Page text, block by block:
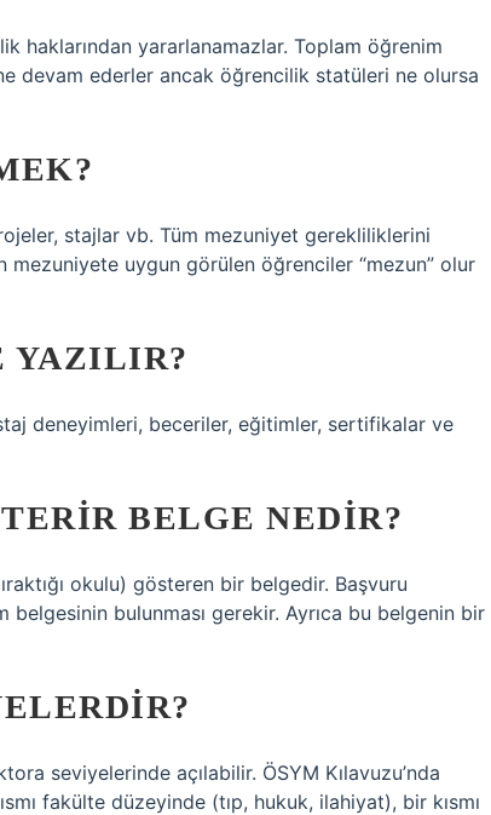
haklarından yararlanamazlar. Toplam öğrenim
devam ederler ancak öğrencilik statüleri ne olursa
stajlar vb. Tüm mezuniyet gerekliliklerini
uygun görülen öğrenciler “mezun” olur
YAZILIR?
deneyimleri, beceriler, eğitimler, sertifikalar ve
BELGE NEDIR?
okulu) gösteren bir belgedir. Başvuru
belgesinin bulunması gerekir. Ayrıca bu belgenin bir
seviyelerinde açılabilir. ÖSYM Kılavuzu’nda
fakülte düzeyinde (tıp, hukuk, ilahiyat), bir kısmı